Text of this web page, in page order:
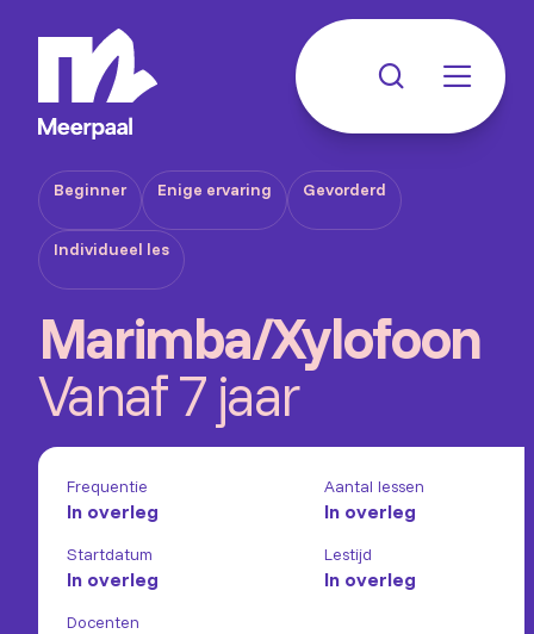
Beginner Enige ervaring Gevorderd
Individueel les
Marimba/Xylofoon
Vanaf 7 jaar
Frequentie
In overleg
Aantal lessen
In overleg
Startdatum
In overleg
Lestijd
In overleg
Docenten